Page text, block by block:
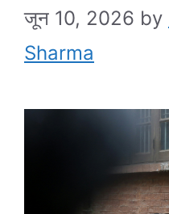
जून 10, 2026 by
Sharma